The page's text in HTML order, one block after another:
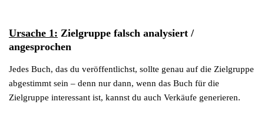
Ursache 1: Zielgruppe falsch analysiert /
angesprochen
Jedes Buch, das du veröffentlichst, sollte genau auf die Zielgruppe
abgestimmt sein – denn nur dann, wenn das Buch für die
Zielgruppe interessant ist, kannst du auch Verkäufe generieren.